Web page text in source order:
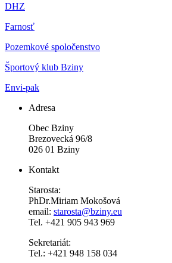
DHZ
Farnosť
Pozemkové spoločenstvo
Športový klub Bziny
Envi-pak
Adresa
Obec Bziny
Brezovecká 96/8
026 01 Bziny
Kontakt
Starosta:
PhDr.Miriam Mokošová
email: starosta@bziny.eu
Tel. +421 905 943 969
Sekretariát:
Tel.: +421 948 158 034